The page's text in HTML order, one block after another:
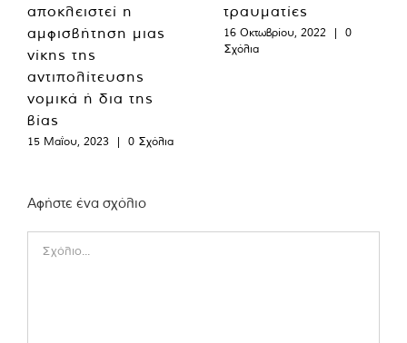
αποκλειστεί η
αμφισβήτηση μιας
νίκης της
αντιπολίτευσης
νομικά ή δια της
βίας
15 Μαΐου, 2023 | 0 Σχόλια
τραυματίες
16 Οκτωβρίου, 2022 |
0
Σχόλια
Αφήστε ένα σχόλιο